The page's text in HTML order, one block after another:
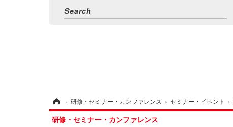
› 研修・セミナー・カンファレンス › セミナー・イベント ›
研修・セミナー・カンファレンス